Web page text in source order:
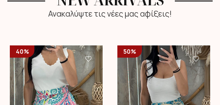
Ανακαλύψτε τις νέες μας αφίξεις!
40% 50%